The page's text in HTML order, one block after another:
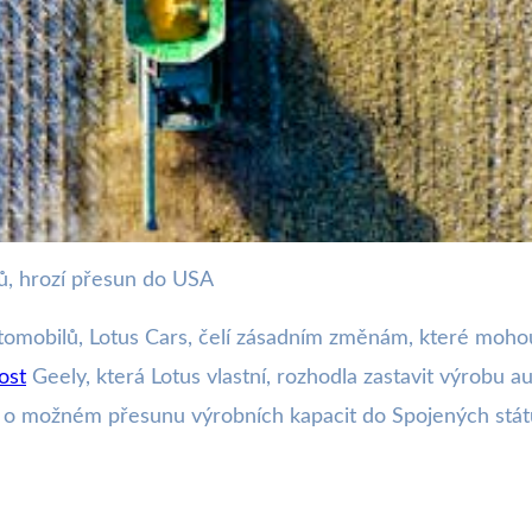
Británii, Možný Přesun
hrozí přesun do USA
Lotus Cars, čelí zásadním změnám, které
Geely, která Lotus vlastní, rozhodla zastavit výrobu
možném přesunu výrobních kapacit do Spojených